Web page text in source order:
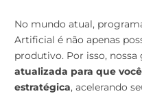
No mundo atual,
Artificial é não apenas
produtivo. Por isso,
atualizada para que
estratégica, acelerando